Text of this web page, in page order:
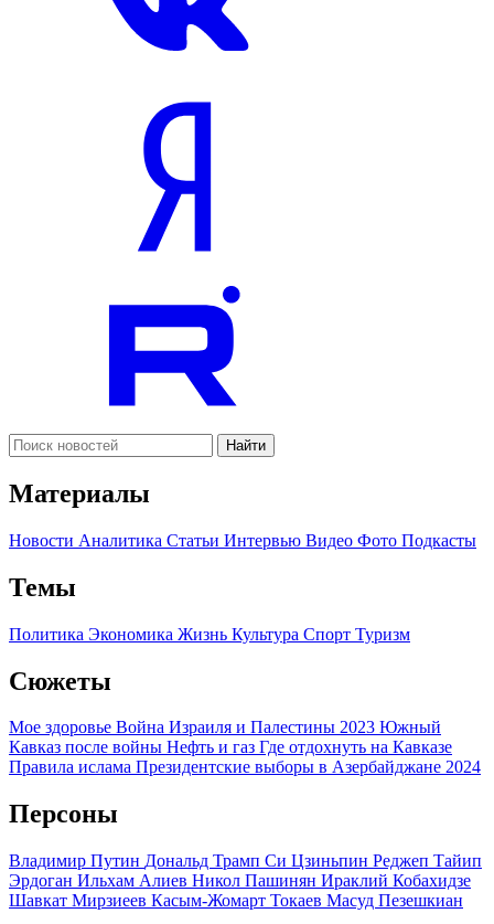
Найти
Материалы
Новости Аналитика Статьи Интервью Видео Фото Подкасты
Темы
Политика Экономика Жизнь Культура Спорт Туризм
Сюжеты
Мое здоровье Война Израиля и Палестины 2023 Южный
Кавказ после войны Нефть и газ Где отдохнуть на Кавказе
Правила ислама Президентские выборы в Азербайджане 2024
Персоны
Владимир Путин Дональд Трамп Си Цзиньпин Реджеп Тайип
Эрдоган Ильхам Алиев Никол Пашинян Ираклий Кобахидзе
Шавкат Мирзиеев Касым-Жомарт Токаев Масуд Пезешкиан